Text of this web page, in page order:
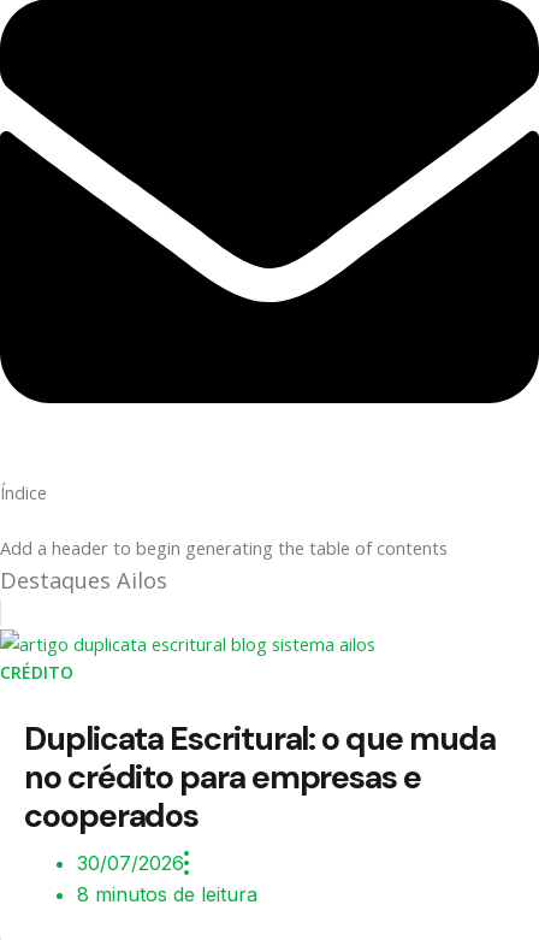
Índice
Add a header to begin generating the table of contents
Destaques Ailos
CRÉDITO
Duplicata Escritural: o que muda
no crédito para empresas e
cooperados
30/07/2026
8 minutos de leitura